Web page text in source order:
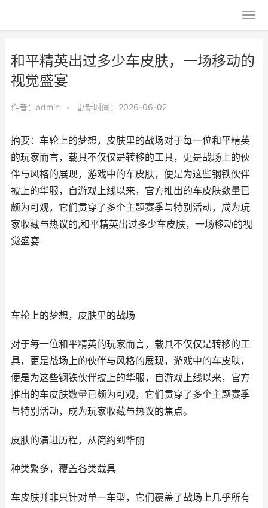
和平精英出过多少车皮肤，一场移动的
视觉盛宴
作者： admin • 更新时间：2026-06-02
摘要：车轮上的梦想，皮肤里的战场对于每一位和平精英
的玩家而言，载具不仅仅是转移的工具，更是战场上的伙
伴与风格的展现，游戏中的车皮肤，便是为这些钢铁伙伴
披上的华服，自游戏上线以来，官方推出的车皮肤数量已
颇为可观，它们贯穿了多个主题赛季与特别活动，成为玩
家收藏与热议的,和平精英出过多少车皮肤，一场移动的视
觉盛宴
车轮上的梦想，皮肤里的战场
对于每一位和平精英的玩家而言，载具不仅仅是转移的工
具，更是战场上的伙伴与风格的展现，游戏中的车皮肤，
便是为这些钢铁伙伴披上的华服，自游戏上线以来，官方
推出的车皮肤数量已颇为可观，它们贯穿了多个主题赛季
与特别活动，成为玩家收藏与热议的焦点。
皮肤的演进历程，从简约到华丽
种类繁多，覆盖各类载具
车皮肤并非只针对单一车型，它们覆盖了战场上几乎所有